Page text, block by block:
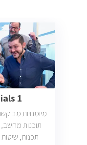
1
מיומנויות
תוכנות מחשב,
תכנות,